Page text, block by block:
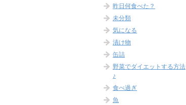
昨日何食べた？
未分類
気になる
漬け物
缶詰
野菜でダイエットする方法
♪
食べ過ぎ
魚